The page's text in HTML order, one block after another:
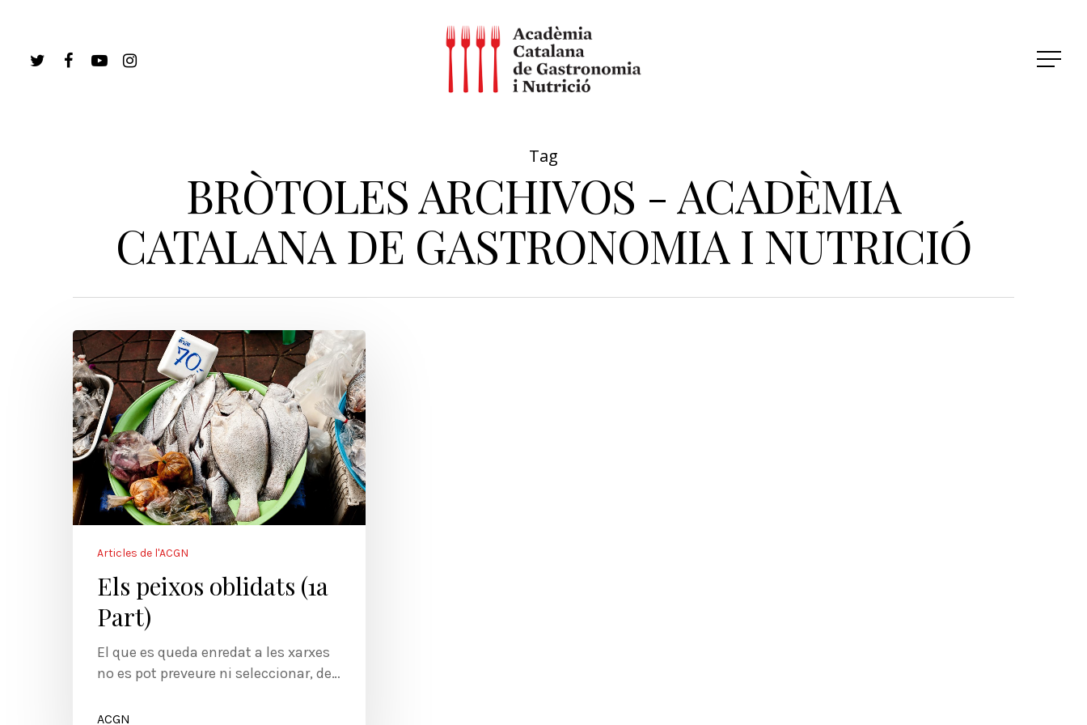
Tag
BRÒTOLES ARCHIVOS - ACADÈMIA
CATALANA DE GASTRONOMIA I NUTRICIÓ
Articles de l'ACGN
Els peixos oblidats (1a
Part)
El que es queda enredat a les xarxes
no es pot preveure ni seleccionar, de…
ACGN